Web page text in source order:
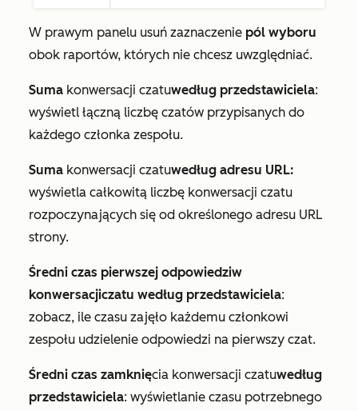
W prawym panelu usuń zaznaczenie pól wyboru
obok raportów, których nie chcesz uwzględniać.
Suma konwersacji czatuwedług przedstawiciela:
wyświetl łączną liczbę czatów przypisanych do
każdego członka zespołu.
Suma konwersacji czatuwedług adresu URL:
wyświetla całkowitą liczbę konwersacji czatu
rozpoczynających się od określonego adresu URL
strony.
Średni czas pierwszej odpowiedziw
konwersacjiczatu według przedstawiciela:
zobacz, ile czasu zajęło każdemu członkowi
zespołu udzielenie odpowiedzi na pierwszy czat.
Średni czas zamknięcia konwersacji czatuwedług
przedstawiciela: wyświetlanie czasu potrzebnego